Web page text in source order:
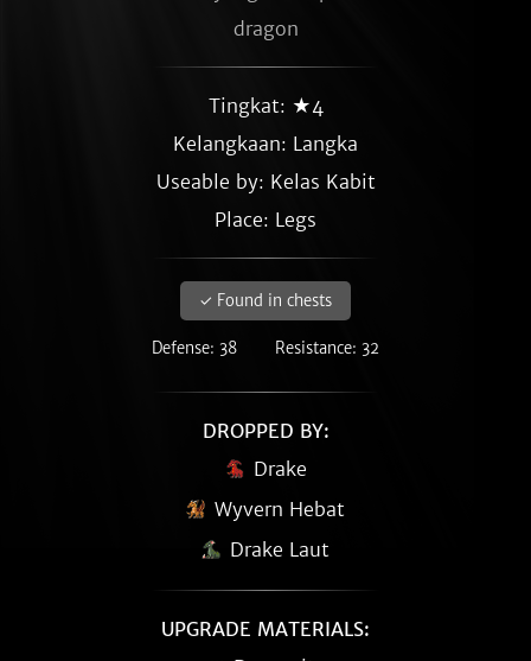
dragon
Tingkat: ★4
Kelangkaan: Langka
Useable by: Kelas Kabit
Place: Legs
✓ Found in chests
Defense: 38 Resistance: 32
DROPPED BY:
Drake
Wyvern Hebat
Drake Laut
UPGRADE MATERIALS: